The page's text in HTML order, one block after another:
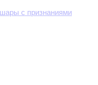
с признаниями